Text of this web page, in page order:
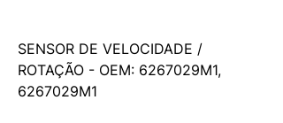
SENSOR DE VELOCIDADE /
ROTAÇÃO - OEM: 6267029M1,
6267029M1